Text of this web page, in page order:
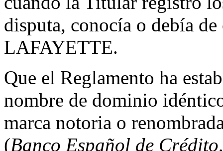
disputa, conocía o debía
LAFAYETTE.
Que el Reglamento ha
nombre de dominio
marca notoria o
(Banco Español de